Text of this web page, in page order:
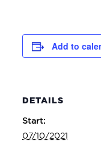
Add to
DETAILS
Start:
07/10/2021